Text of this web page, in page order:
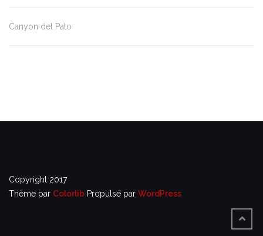
Canyon del Pato
Copyright 2017
Thème par Colorlib Propulsé par WordPress